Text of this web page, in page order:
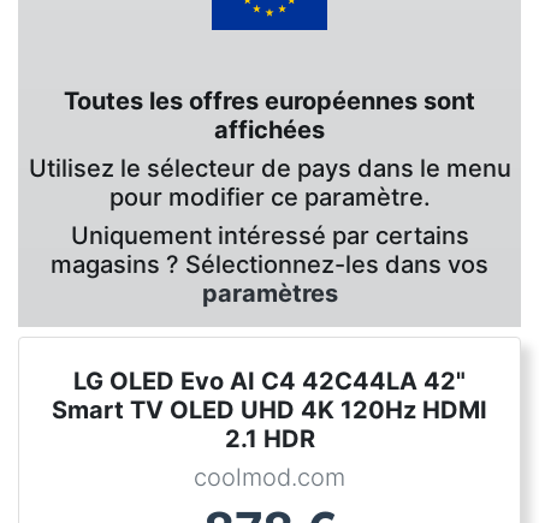
Toutes les offres européennes sont
affichées
Utilisez le sélecteur de pays dans le menu
pour modifier ce paramètre.
Uniquement intéressé par certains
magasins ? Sélectionnez-les dans vos
paramètres
LG OLED Evo AI C4 42C44LA 42"
Smart TV OLED UHD 4K 120Hz HDMI
2.1 HDR
coolmod.com